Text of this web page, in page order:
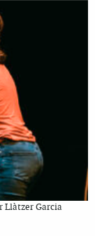
Llàtzer Garcia